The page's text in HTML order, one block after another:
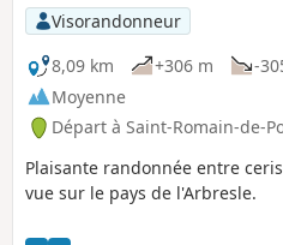
fréquenté avec possibilité
col du Joncin.
Visorandonneur
8,09 km
+306 m -
Moyenne
Départ à Saint-Romain-de-
Plaisante randonnée entre
vue sur le pays de l'Arbresle.